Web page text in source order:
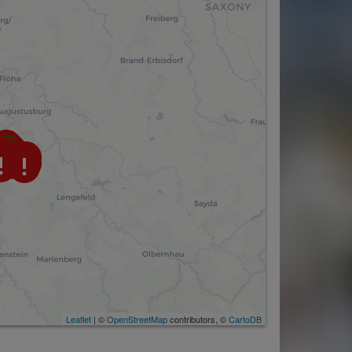
Leaflet | ©OpenStreetMapcontributors, ©CartoDB